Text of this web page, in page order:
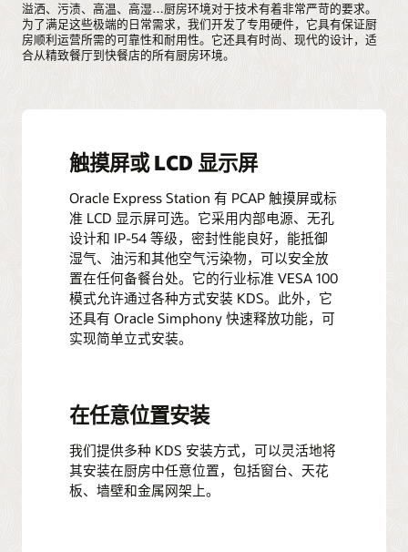
溢洒、污渍、高温、高湿…厨房环境对于技术有着非常严苛的要求。
为了满足这些极端的日常需求，我们开发了专用硬件，它具有保证厨
房顺利运营所需的可靠性和耐用性。它还具有时尚、现代的设计，适
合从精致餐厅到快餐店的所有厨房环境。
触摸屏或 LCD 显示屏
Oracle Express Station 有 PCAP 触摸屏或标
准 LCD 显示屏可选。它采用内部电源、无孔
设计和 IP-54 等级，密封性能良好，能抵御
湿气、油污和其他空气污染物，可以安全放
置在任何备餐台处。它的行业标准 VESA 100
模式允许通过各种方式安装 KDS。此外，它
还具有 Oracle Simphony 快速释放功能，可
实现简单立式安装。
在任意位置安装
我们提供多种 KDS 安装方式，可以灵活地将
其安装在厨房中任意位置，包括窗台、天花
板、墙壁和金属网架上。